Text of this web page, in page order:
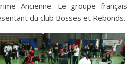
Ancienne. Le groupe français
du club Bosses et Rebonds.